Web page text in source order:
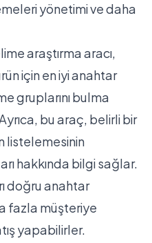
yönetimi ve daha
araştırma aracı,
için en iyi anahtar
gruplarını bulma
bu araç, belirli bir
listelemesinin
hakkında bilgi sağlar.
doğru anahtar
fazla müşteriye
yapabilirler.